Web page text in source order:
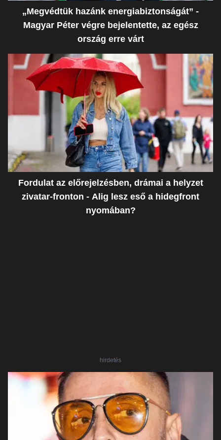
„Megvédtük hazánk energiabiztonságát” -
Magyar Péter végre bejelentette, az egész
ország erre várt
Fordulat az előrejelzésben, drámai a helyzet
zivatar-fronton - Alig lesz eső a hidegfront
nyomában?
hirdetés